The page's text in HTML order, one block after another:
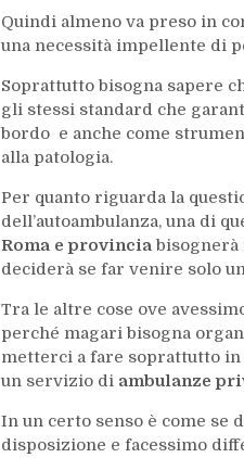
Quindi almeno va preso in
una necessità impellente di
Soprattutto bisogna sapere
gli stessi standard che
bordo e anche come
alla patologia.
Per quanto riguarda la
dell’autoambulanza, una di
Roma e provincia bisognerà
deciderà se far venire solo
Tra le altre cose ove
perché magari bisogna
metterci a fare soprattutto in
un servizio di ambulanze
In un certo senso è come se
disposizione e facessimo